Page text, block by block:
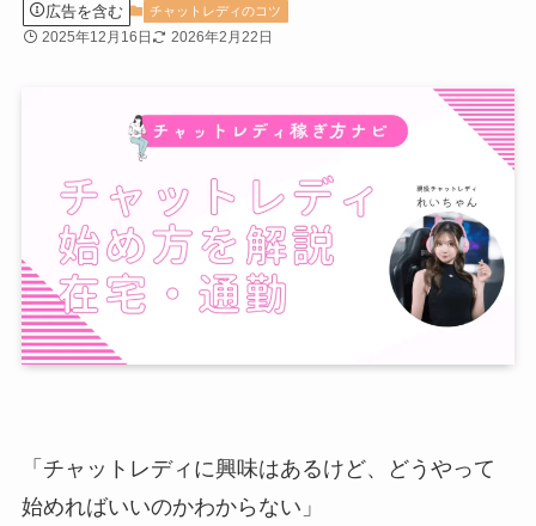
広告を含む チャットレディのコツ
2025年12月16日 2026年2月22日
「チャットレディに興味はあるけど、どうやって
始めればいいのかわからない」